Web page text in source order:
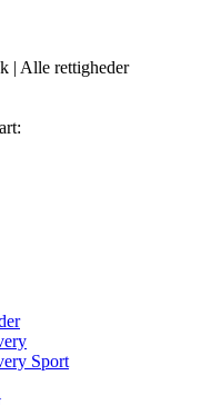
| Alle rettigheder
Sport